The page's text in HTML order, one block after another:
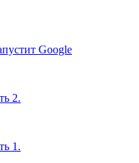
Google
2.
1.